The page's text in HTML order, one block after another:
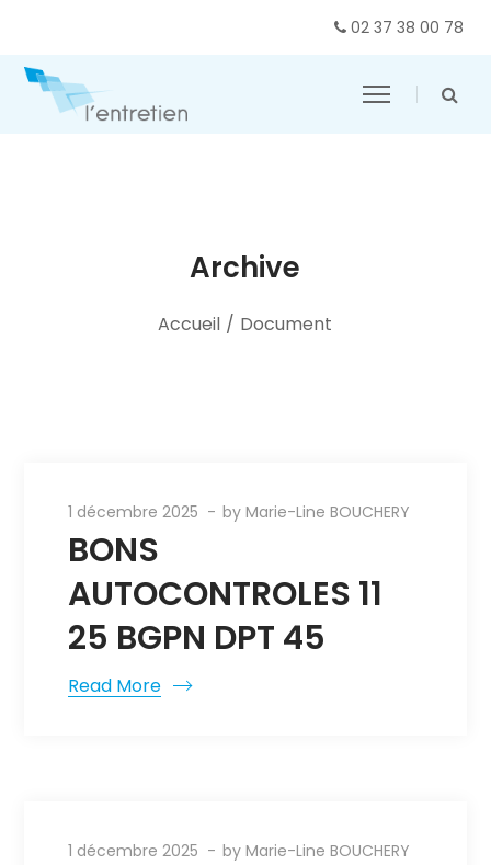
02 37 38 00 78
Archive
Accueil / Document
1 décembre 2025 byMarie-Line BOUCHERY
BONS
AUTOCONTROLES 11
25 BGPN DPT 45
Read More
1 décembre 2025 byMarie-Line BOUCHERY